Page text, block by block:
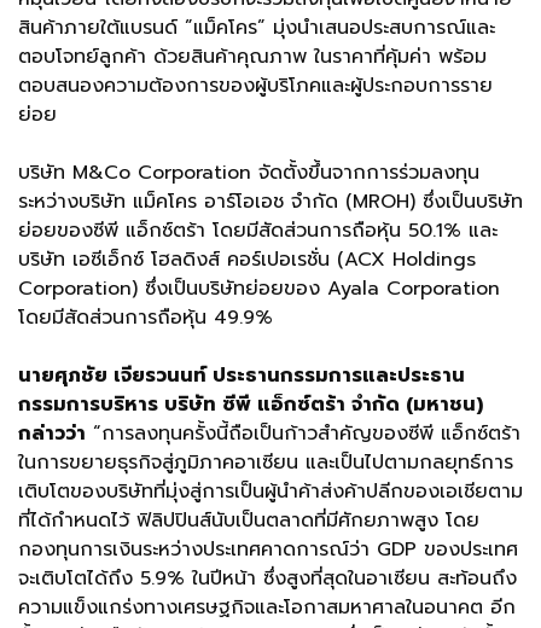
สินค้าภายใต้แบรนด์ ”แม็คโคร” มุ่งนำเสนอประสบการณ์และ
ตอบโจทย์ลูกค้า ด้วยสินค้าคุณภาพ ในราคาที่คุ้มค่า พร้อม
ตอบสนองความต้องการของผู้บริโภคและผู้ประกอบการราย
ย่อย
บริษัท M&Co Corporation จัดตั้งขึ้นจากการร่วมลงทุน
ระหว่างบริษัท แม็คโคร อาร์โอเอช จำกัด (MROH) ซึ่งเป็นบริษัท
ย่อยของซีพี แอ็กซ์ตร้า โดยมีสัดส่วนการถือหุ้น 50.1% และ
บริษัท เอซีเอ็กซ์ โฮลดิงส์ คอร์เปอเรชั่น (ACX Holdings
Corporation) ซึ่งเป็นบริษัทย่อยของ Ayala Corporation
โดยมีสัดส่วนการถือหุ้น 49.9%
นายศุภชัย เจียรวนนท์ ประธานกรรมการและประธาน
กรรมการบริหาร บริษัท ซีพี แอ็กซ์ตร้า จำกัด (มหาชน)
กล่าวว่า “การลงทุนครั้งนี้ถือเป็นก้าวสำคัญของซีพี แอ็กซ์ตร้า
ในการขยายธุรกิจสู่ภูมิภาคอาเซียน และเป็นไปตามกลยุทธ์การ
เติบโตของบริษัทที่มุ่งสู่การเป็นผู้นำค้าส่งค้าปลีกของเอเชียตาม
ที่ได้กำหนดไว้ ฟิลิปปินส์นับเป็นตลาดที่มีศักยภาพสูง โดย
กองทุนการเงินระหว่างประเทศคาดการณ์ว่า GDP ของประเทศ
จะเติบโตได้ถึง 5.9% ในปีหน้า ซึ่งสูงที่สุดในอาเซียน สะท้อนถึง
ความแข็งแกร่งทางเศรษฐกิจและโอกาสมหาศาลในอนาคต อีก